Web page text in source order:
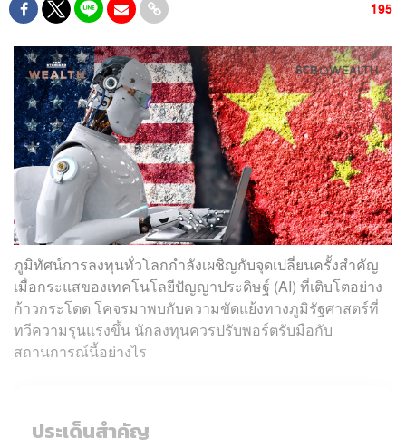
195
ภูมิทัศน์การลงทุนทั่วโลกกำลังเผชิญกับจุดเปลี่ยนครั้งสำคัญ
เมื่อกระแสของเทคโนโลยีปัญญาประดิษฐ์ (AI) ที่เติบโตอย่าง
ก้าวกระโดด โคจรมาพบกับความขัดแย้งทางภูมิรัฐศาสตร์ที่
ทวีความรุนแรงขึ้น นักลงทุนควรปรับพอร์ตรับมือกับ
สถานการณ์นี้อย่างไร
ประเด็นสำคัญ